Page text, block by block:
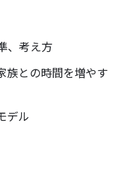
、考え方
族との時間を増やす
デル